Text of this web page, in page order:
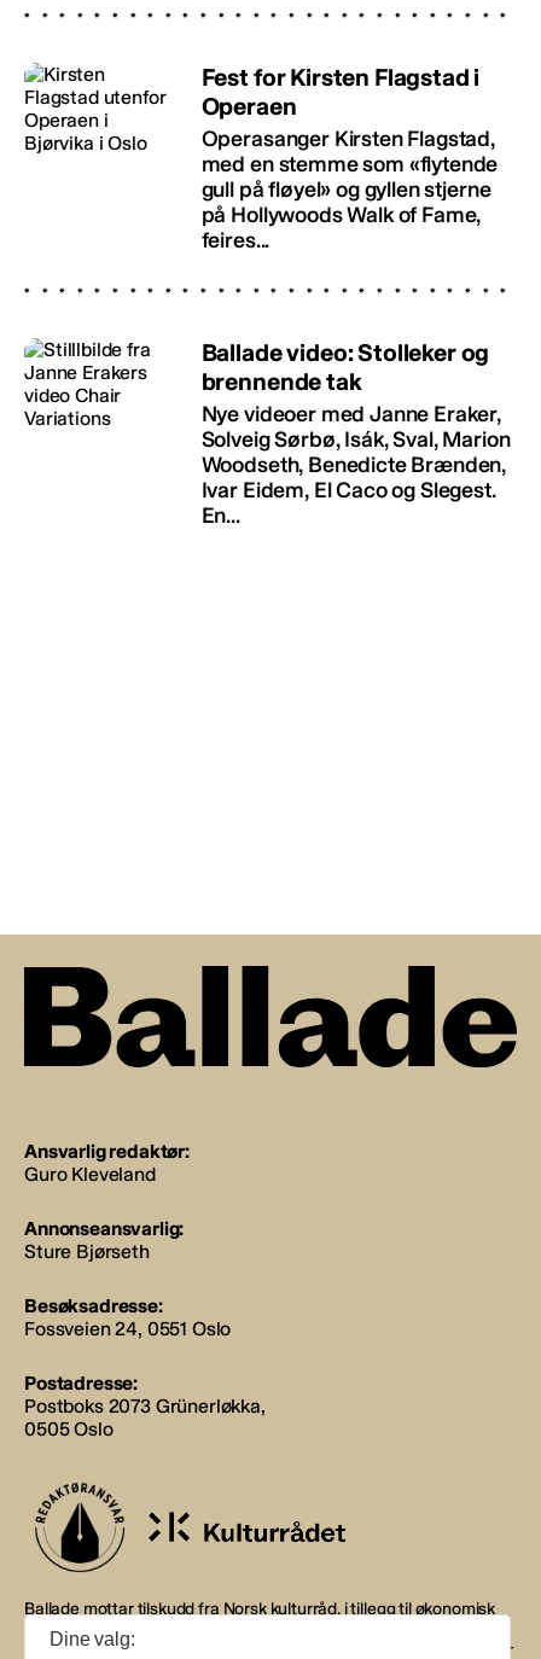
Fest for Kirsten Flagstad i
Operaen
Operasanger Kirsten Flagstad,
med en stemme som «flytende
gull på fløyel» og gyllen stjerne
på Hollywoods Walk of Fame,
feires...
Ballade video: Stolleker og
brennende tak
Nye videoer med Janne Eraker,
Solveig Sørbø, Isák, Sval, Marion
Woodseth, Benedicte Brænden,
Ivar Eidem, El Caco og Slegest.
En...
Ansvarlig redaktør:
Guro Kleveland
Annonseansvarlig:
Sture Bjørseth
Besøksadresse:
Fossveien 24, 0551 Oslo
Postadresse:
Postboks 2073 Grünerløkka,
0505 Oslo
Ballade mottar tilskudd fra Norsk kulturråd, i tillegg til økonomisk
støtte fra eierne NOPA, Norsk komponistforening og
Musikkforleggerne. Ballade drives etter Redaktør- og Vær Varsom-
Dine valg: